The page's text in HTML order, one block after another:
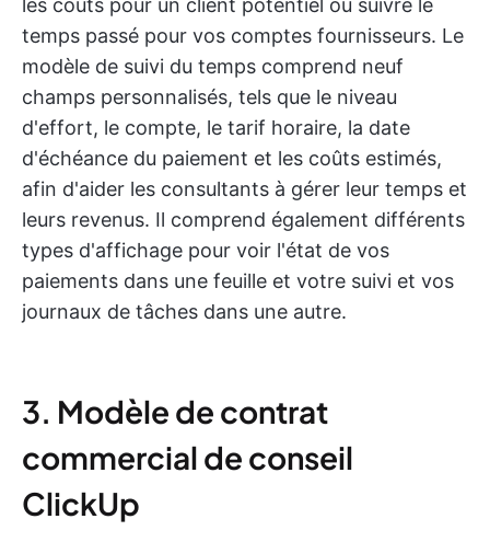
temps passé pour vos comptes fournisseurs. Le
modèle de suivi du temps comprend neuf
champs personnalisés, tels que le niveau
d'effort, le compte, le tarif horaire, la date
d'échéance du paiement et les coûts estimés,
afin d'aider les consultants à gérer leur temps et
leurs revenus. Il comprend également différents
types d'affichage pour voir l'état de vos
paiements dans une feuille et votre suivi et vos
journaux de tâches dans une autre.
3. Modèle de contrat
commercial de conseil
ClickUp